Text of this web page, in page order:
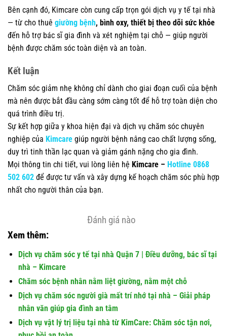
Bên cạnh đó, Kimcare còn cung cấp trọn gói dịch vụ y tế tại nhà
— từ cho thuê giường bệnh, bình oxy, thiết bị theo dõi sức khỏe
đến hỗ trợ bác sĩ gia đình và xét nghiệm tại chỗ — giúp người
bệnh được chăm sóc toàn diện và an toàn.
Kết luận
Chăm sóc giảm nhẹ không chỉ dành cho giai đoạn cuối của bệnh
mà nên được bắt đầu càng sớm càng tốt để hỗ trợ toàn diện cho
quá trình điều trị.
Sự kết hợp giữa y khoa hiện đại và dịch vụ chăm sóc chuyên
nghiệp của Kimcare giúp người bệnh nâng cao chất lượng sống,
duy trì tinh thần lạc quan và giảm gánh nặng cho gia đình.
Mọi thông tin chi tiết, vui lòng liên hệ Kimcare – Hotline 0868
502 602 để được tư vấn và xây dựng kế hoạch chăm sóc phù hợp
nhất cho người thân của bạn.
Đánh giá nào
Xem thêm:
Dịch vụ chăm sóc y tế tại nhà Quận 7 | Điều dưỡng, bác sĩ tại
nhà – Kimcare
Chăm sóc bệnh nhân nằm liệt giường, nằm một chỗ
Dịch vụ chăm sóc người già mất trí nhớ tại nhà – Giải pháp
nhân văn giúp gia đình an tâm
Dịch vụ vật lý trị liệu tại nhà từ KimCare: Chăm sóc tận nơi,